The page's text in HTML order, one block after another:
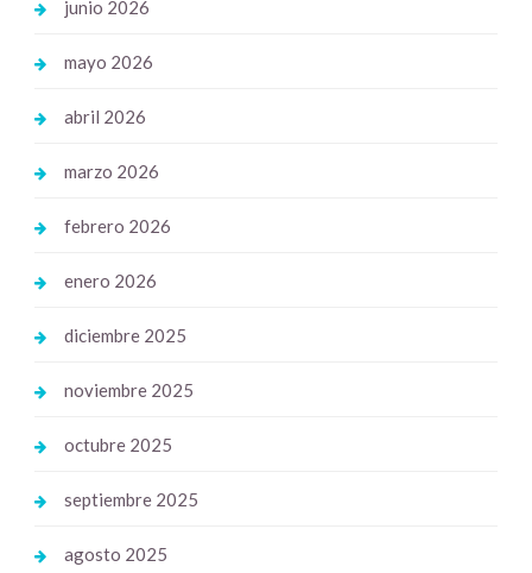
junio 2026
mayo 2026
abril 2026
marzo 2026
febrero 2026
enero 2026
diciembre 2025
noviembre 2025
octubre 2025
septiembre 2025
agosto 2025